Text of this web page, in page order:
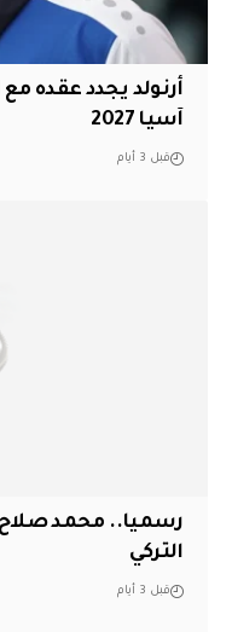
أرنولد يجدد عقده
آسيا 2027
قبل 3 أيام
رسميا.. محمد
التركي
قبل 3 أيام